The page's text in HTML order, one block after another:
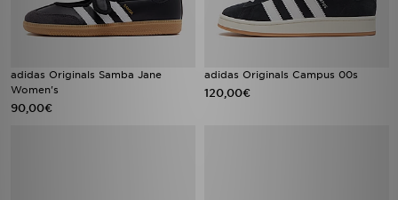
adidas Originals Samba Jane
Women's
90,00€
adidas Originals Campus 00s
120,00€